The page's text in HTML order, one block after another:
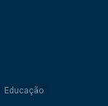
Educação